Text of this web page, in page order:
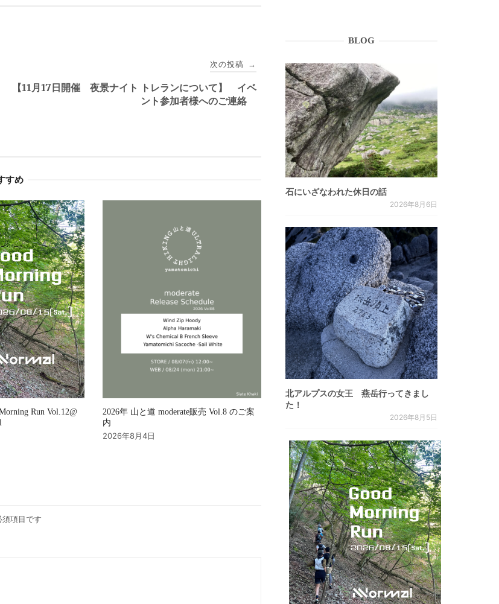
次の投稿 →
【11月17日開催 夜景ナイト トレランについて】 イベ
ント参加者様へのご連絡
すめ
Run Vol.12@
2026年 山と道 moderate販売 Vol.8 のご案
内
2026年8月4日
項目です
BLOG
石にいざなわれた休日の話
2026年8月6日
北アルプスの女王 燕岳行ってきまし
た！
2026年8月5日